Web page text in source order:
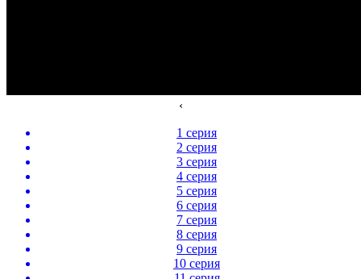
‹
1 серия
2 серия
3 серия
4 серия
5 серия
6 серия
7 серия
8 серия
9 серия
10 серия